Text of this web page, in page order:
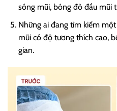
sóng mũi, bóng đỏ đầu mũi
Những ai đang tìm kiếm
mũi có độ tương thích cao,
gian.